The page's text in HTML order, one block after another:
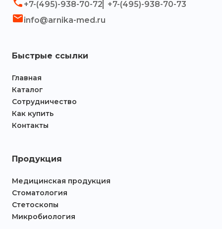
+7-(495)-938-70-72
+7-(495)-938-70-73
info@arnika-med.ru
Быстрые ссылки
Главная
Каталог
Сотрудничество
Как купить
Контакты
Продукция
Медицинская продукция
Стоматология
Стетоскопы
Микробиология